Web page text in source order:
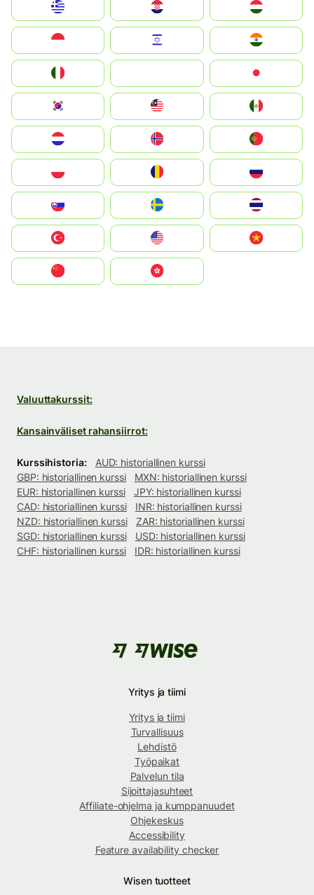
Magyarország
South Korea
United States
中國香港特別行政區
Valuuttakurssit:
Kansainväliset rahansiirrot:
Kurssihistoria:
AUD: historiallinen kurssi
GBP: historiallinen kurssi
MXN: historiallinen kurssi
EUR: historiallinen kurssi
JPY: historiallinen kurssi
CAD: historiallinen kurssi
INR: historiallinen kurssi
NZD: historiallinen kurssi
ZAR: historiallinen kurssi
SGD: historiallinen kurssi
USD: historiallinen kurssi
CHF: historiallinen kurssi
IDR: historiallinen kurssi
Yritys ja tiimi
Yritys ja tiimi
Turvallisuus
Lehdistö
Työpaikat
Palvelun tila
Sijoittajasuhteet
Affiliate-ohjelma ja kumppanuudet
Ohjekeskus
Accessibility
Feature availability checker
Wisen tuotteet